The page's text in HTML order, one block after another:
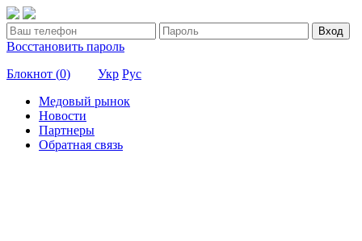
Вход
Восстановить пароль
Блокнот (0) Укр Рус
Медовый рынок
Новости
Партнеры
Обратная связь